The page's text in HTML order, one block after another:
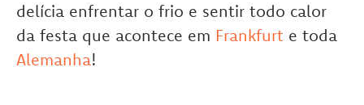
delícia enfrentar o frio e sentir todo calor
da festa que acontece em Frankfurt e toda
Alemanha!